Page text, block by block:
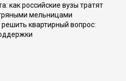
как российские вузы тратят
мельницами
квартирный вопрос: